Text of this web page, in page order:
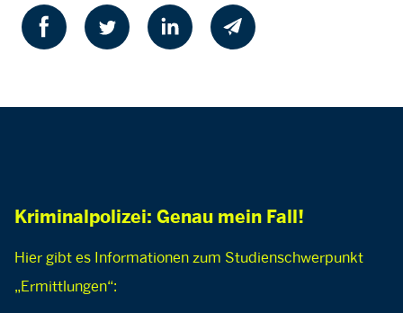
Kriminalpolizei: Genau mein Fall!
Hier gibt es Informationen zum Studienschwerpunkt
„Ermittlungen“: